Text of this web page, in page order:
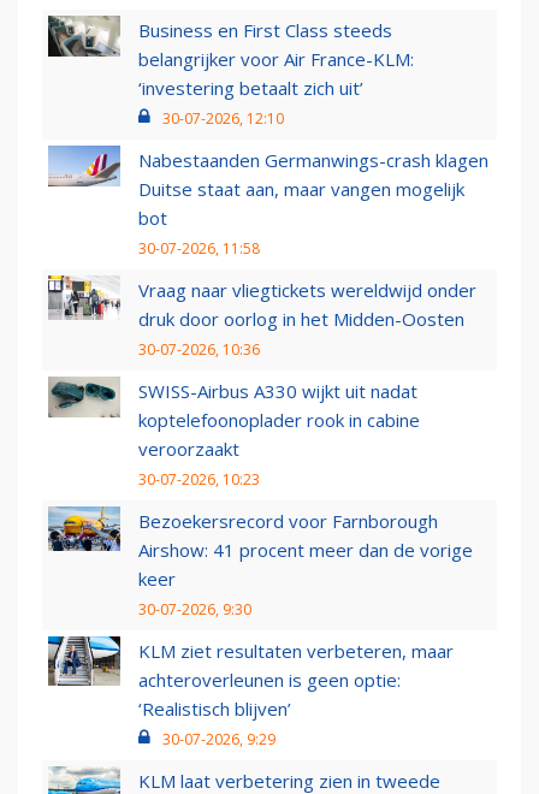
Business en First Class steeds
belangrijker voor Air France-KLM:
‘investering betaalt zich uit’
30-07-2026, 12:10
Nabestaanden Germanwings-crash klagen
Duitse staat aan, maar vangen mogelijk
bot
30-07-2026, 11:58
Vraag naar vliegtickets wereldwijd onder
druk door oorlog in het Midden-Oosten
30-07-2026, 10:36
SWISS-Airbus A330 wijkt uit nadat
koptelefoonoplader rook in cabine
veroorzaakt
30-07-2026, 10:23
Bezoekersrecord voor Farnborough
Airshow: 41 procent meer dan de vorige
keer
30-07-2026, 9:30
KLM ziet resultaten verbeteren, maar
achteroverleunen is geen optie:
‘Realistisch blijven’
30-07-2026, 9:29
KLM laat verbetering zien in tweede